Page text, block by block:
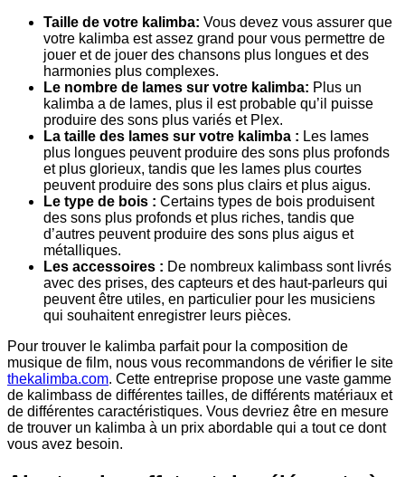
Taille de votre kalimba: Vous devez vous assurer que
votre kalimba est assez grand pour vous permettre de
jouer et de jouer des chansons plus longues et des
harmonies plus complexes.
Le nombre de lames sur votre kalimba: Plus un
kalimba a de lames, plus il est probable qu’il puisse
produire des sons plus variés et Plex.
La taille des lames sur votre kalimba : Les lames
plus longues peuvent produire des sons plus profonds
et plus glorieux, tandis que les lames plus courtes
peuvent produire des sons plus clairs et plus aigus.
Le type de bois : Certains types de bois produisent
des sons plus profonds et plus riches, tandis que
d’autres peuvent produire des sons plus aigus et
métalliques.
Les accessoires : De nombreux kalimbass sont livrés
avec des prises, des capteurs et des haut-parleurs qui
peuvent être utiles, en particulier pour les musiciens
qui souhaitent enregistrer leurs pièces.
Pour trouver le kalimba parfait pour la composition de
musique de film, nous vous recommandons de vérifier le site
thekalimba.com. Cette entreprise propose une vaste gamme
de kalimbass de différentes tailles, de différents matériaux et
de différentes caractéristiques. Vous devriez être en mesure
de trouver un kalimba à un prix abordable qui a tout ce dont
vous avez besoin.